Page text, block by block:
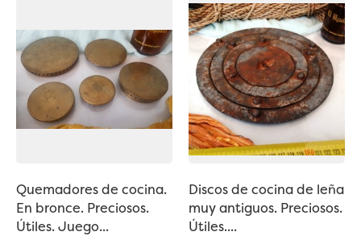
Quemadores de cocina.
En bronce. Preciosos.
Útiles. Juego...
Discos de cocina de leña
muy antiguos. Preciosos.
Útiles....